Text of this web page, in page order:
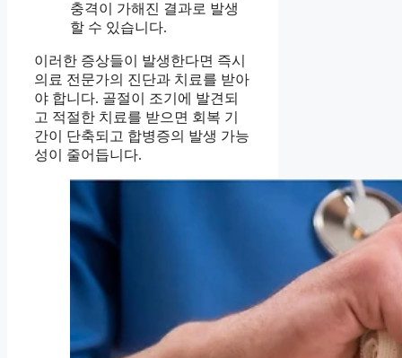
충격이 가해진 결과로 발생
할 수 있습니다.
이러한 증상들이 발생한다면 즉시
의료 전문가의 진단과 치료를 받아
야 합니다. 골절이 조기에 발견되
고 적절한 치료를 받으면 회복 기
간이 단축되고 합병증의 발생 가능
성이 줄어듭니다.